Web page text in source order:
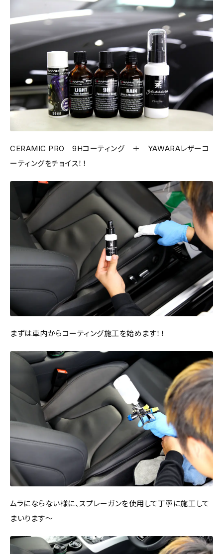
CERAMIC PRO 9Hコーティング ＋ YAWARAレザーコ
ーティングをチョイス！！
まずは車内からコーティング施工を始めます！！
ムラにならない様に、スプレーガンを使用して丁寧に施工して
まいります～